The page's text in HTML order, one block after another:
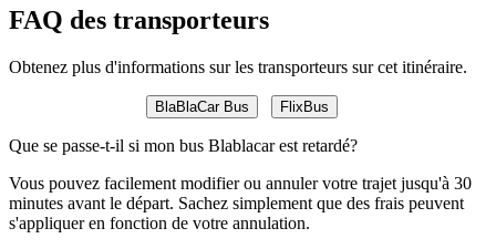
FAQ des transporteurs
Obtenez plus d'informations sur les transporteurs sur cet itinéraire.
BlaBlaCar Bus FlixBus
Que se passe-t-il si mon bus Blablacar est retardé?
Vous pouvez facilement modifier ou annuler votre trajet jusqu'à 30
minutes avant le départ. Sachez simplement que des frais peuvent
s'appliquer en fonction de votre annulation.